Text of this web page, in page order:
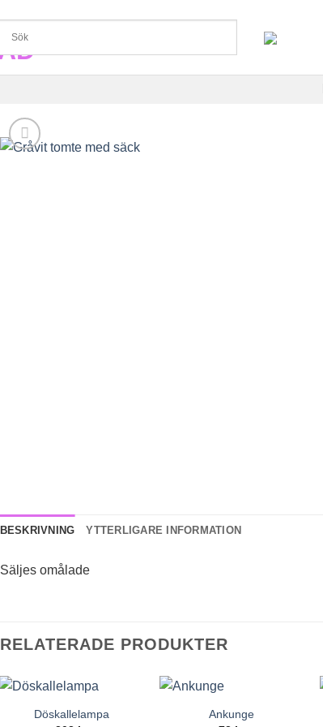
BESKRIVNING YTTERLIGARE INFORMATION
Säljes omålade
RELATERADE PRODUKTER
Döskallelampa
Ankunge